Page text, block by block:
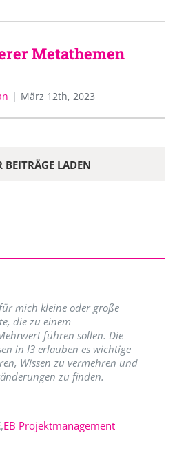
Metathemen
| März 12th, 2023
BEITRÄGE LADEN
mich kleine oder große
die zu einem
führen sollen. Die
in I3 erlauben es wichtige
Wissen zu vermehren und
zu finden.
,EB Projektmanagement